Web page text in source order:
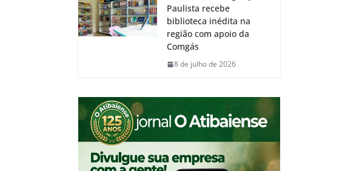
Paulista recebe
biblioteca inédita na
região com apoio da
Comgás
8 de julho de 2026